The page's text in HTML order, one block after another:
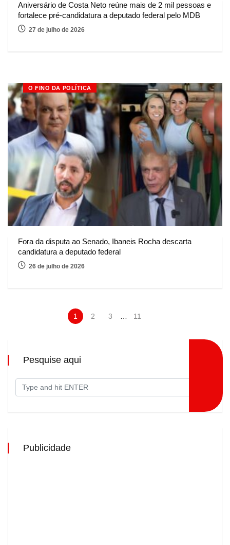
Aniversário de Costa Neto reúne mais de 2 mil pessoas e
fortalece pré-candidatura a deputado federal pelo MDB
27 de julho de 2026
O FINO DA POLÍTICA
Fora da disputa ao Senado, Ibaneis Rocha descarta
candidatura a deputado federal
26 de julho de 2026
1 2 3 11
Pesquise aqui
Publicidade